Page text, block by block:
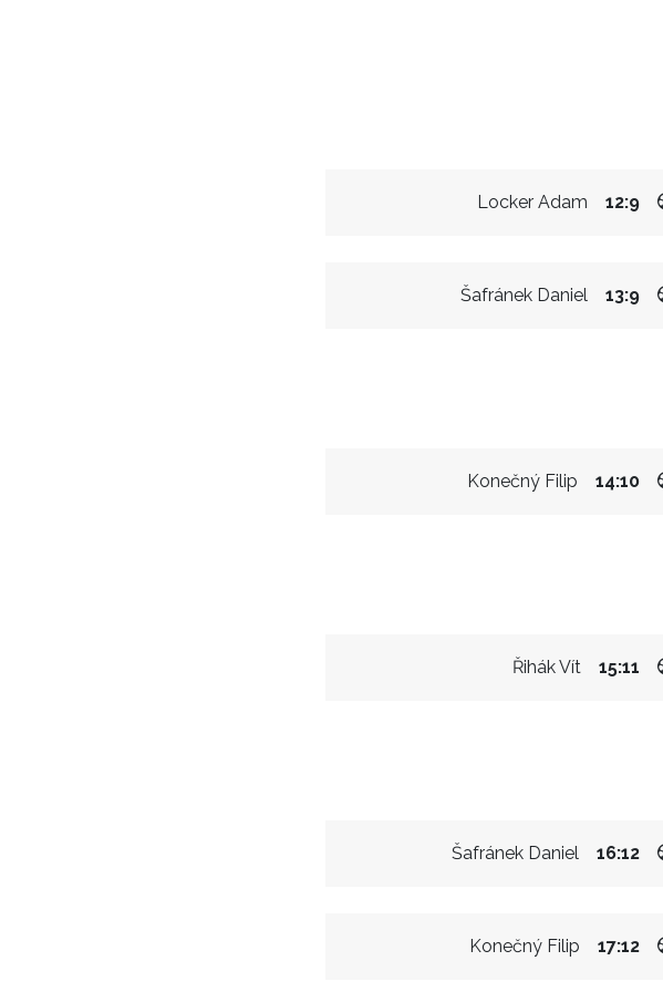
Locker Adam 12:9
Šafránek Daniel 13:9
Konečný Filip 14:10
Řihák Vít 15:11
Šafránek Daniel 16:12
Konečný Filip 17:12